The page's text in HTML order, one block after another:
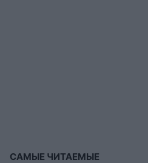
САМЫЕ ЧИТАЕМЫЕ